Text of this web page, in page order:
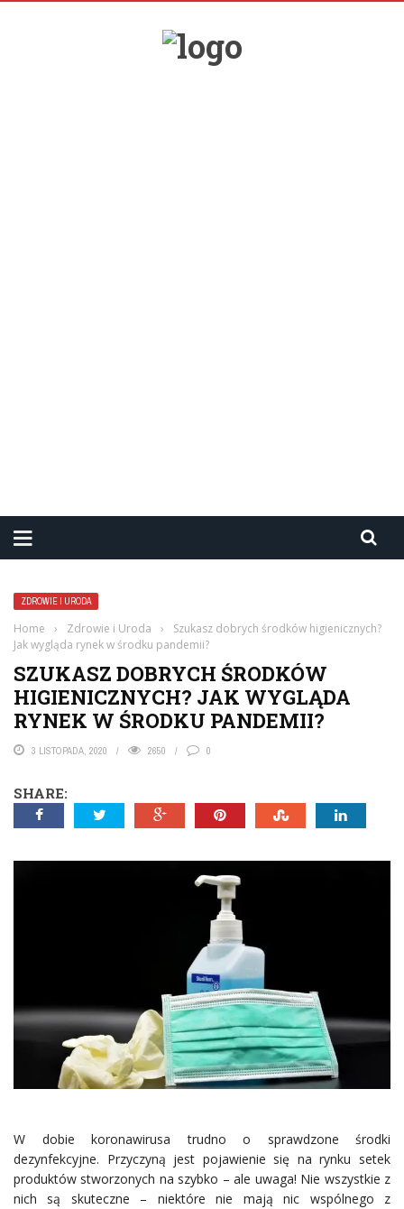
ZDROWIE I URODA
Home › Zdrowie i Uroda ›
Szukasz dobrych środków higienicznych?
Jak wygląda rynek w środku pandemii?
SZUKASZ DOBRYCH ŚRODKÓW
HIGIENICZNYCH? JAK WYGLĄDA
RYNEK W ŚRODKU PANDEMII?
3 LISTOPADA, 2020 2650 0
SHARE:
W dobie koronawirusa trudno o sprawdzone środki
dezynfekcyjne. Przyczyną jest pojawienie się na rynku setek
produktów stworzonych na szybko – ale uwaga! Nie wszystkie z
nich są skuteczne – niektóre nie mają nic wspólnego z